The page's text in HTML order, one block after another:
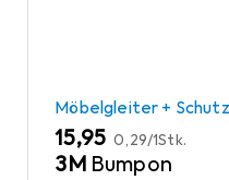
Möbelgleiter +
EUR
15,95 EUR
0,29/1Stk.
3M Bumpon